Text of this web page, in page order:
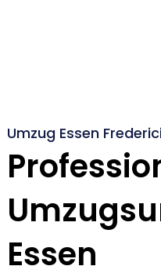
Umzug Essen
Essen